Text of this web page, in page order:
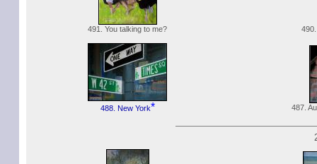
491. You talking to me?
488. New York* 487.